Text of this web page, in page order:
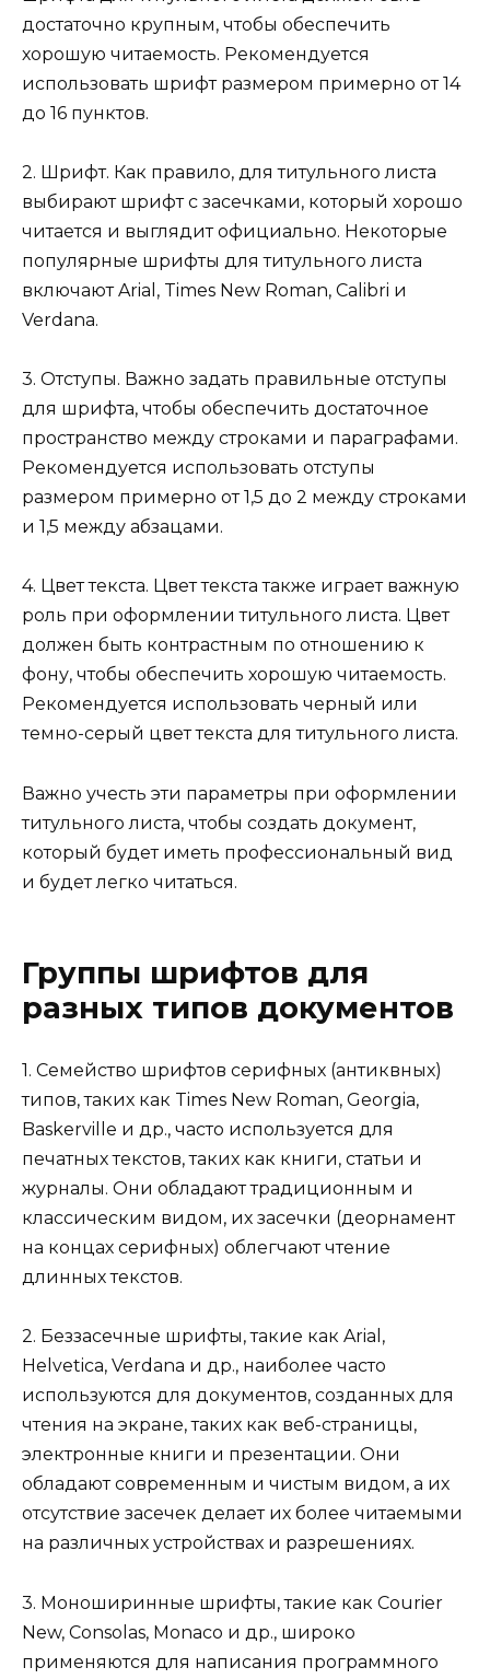
достаточно крупным, чтобы обеспечить
хорошую читаемость. Рекомендуется
использовать шрифт размером примерно от 14
до 16 пунктов.
2. Шрифт. Как правило, для титульного листа
выбирают шрифт с засечками, который хорошо
читается и выглядит официально. Некоторые
популярные шрифты для титульного листа
включают Arial, Times New Roman, Calibri и
Verdana.
3. Отступы. Важно задать правильные отступы
для шрифта, чтобы обеспечить достаточное
пространство между строками и параграфами.
Рекомендуется использовать отступы
размером примерно от 1,5 до 2 между строками
и 1,5 между абзацами.
4. Цвет текста. Цвет текста также играет важную
роль при оформлении титульного листа. Цвет
должен быть контрастным по отношению к
фону, чтобы обеспечить хорошую читаемость.
Рекомендуется использовать черный или
темно-серый цвет текста для титульного листа.
Важно учесть эти параметры при оформлении
титульного листа, чтобы создать документ,
который будет иметь профессиональный вид
и будет легко читаться.
Группы шрифтов для
разных типов документов
1. Семейство шрифтов серифных (антиквных)
типов, таких как Times New Roman, Georgia,
Baskerville и др., часто используется для
печатных текстов, таких как книги, статьи и
журналы. Они обладают традиционным и
классическим видом, их засечки (деорнамент
на концах серифных) облегчают чтение
длинных текстов.
2. Беззасечные шрифты, такие как Arial,
Helvetica, Verdana и др., наиболее часто
используются для документов, созданных для
чтения на экране, таких как веб-страницы,
электронные книги и презентации. Они
обладают современным и чистым видом, а их
отсутствие засечек делает их более читаемыми
на различных устройствах и разрешениях.
3. Моноширинные шрифты, такие как Courier
New, Consolas, Monaco и др., широко
применяются для написания программного